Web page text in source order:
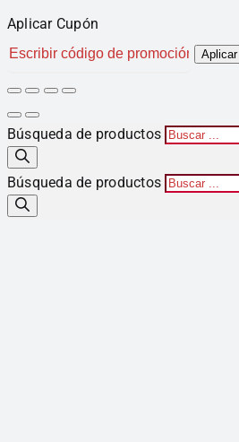
Aplicar Cupón
Aplicar
Búsqueda de productos
Búsqueda de productos